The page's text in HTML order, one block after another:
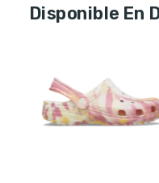
Disponible En